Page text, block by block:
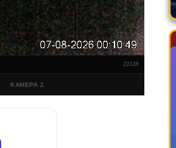
2232M
ΚΆΜΕΡΑ 2